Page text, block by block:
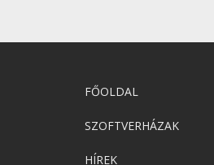
FŐOLDAL
SZOFTVERHÁZAK
HÍREK